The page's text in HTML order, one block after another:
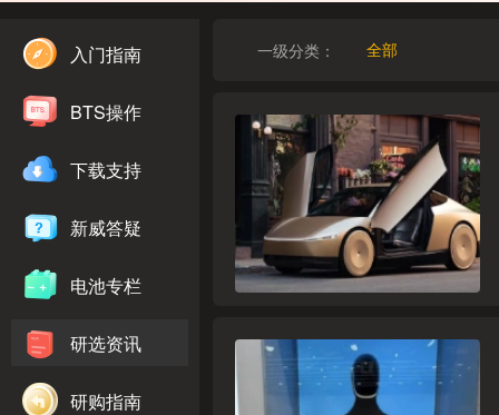
入门指南
BTS操作
下载支持
新威答疑
电池专栏
研选资讯
研购指南
一级分类： 全部